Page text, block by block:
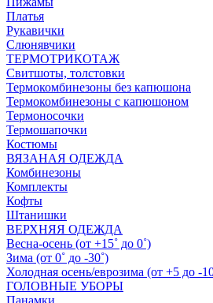
Платья
Рукавички
Слюнявчики
ТЕРМОТРИКОТАЖ
Свитшоты, толстовки
Термокомбинезоны без капюшона
Термокомбинезоны с капюшоном
Термоносочки
Термошапочки
Костюмы
ВЯЗАНАЯ ОДЕЖДА
Комбинезоны
Комплекты
Кофты
Штанишки
ВЕРХНЯЯ ОДЕЖДА
Весна-осень (от +15˚ до 0˚)
Зима (от 0˚ до -30˚)
Холодная осень/еврозима (от +5 до -
ГОЛОВНЫЕ УБОРЫ
Панамки